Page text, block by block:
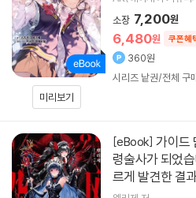
미리보기
6,480원 쿠폰혜
소장 7,200원
360원
시리즈 낱권/전체 구
[eBook] 가이드 담당 천사를 때려눕혔더니, 사
령술사가 되었
르게 발견한 결
요~